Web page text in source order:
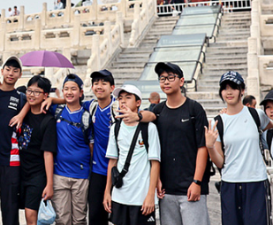
话 云起 超级工厂 智敬中国 全民健康
片库 热播榜 总台企业白名单